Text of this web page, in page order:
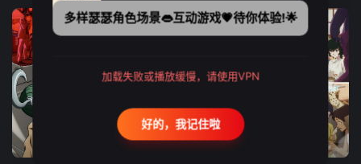
更新至21集
多样瑟瑟角色场景👄互动游戏💗待你体验!🌟
加载失败或播放缓慢，请使用VPN
好的，我记住啦